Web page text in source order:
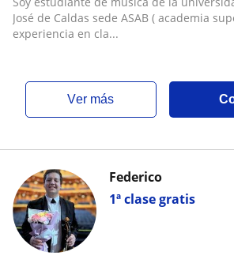
José de Caldas sede ASAB ( academia
experiencia en cla...
ver más
1ª clase gratis
Federico